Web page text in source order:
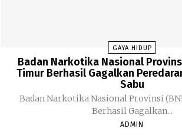
GAYA HIDUP
Badan Narkotika Nasional
Timur Berhasil Gagalkan
Sabu
Badan Narkotika Nasional Provinsi
Berhasil Gagalkan...
ADMIN